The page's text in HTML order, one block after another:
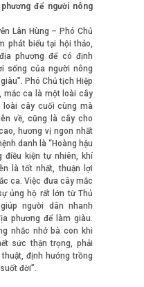
để người nông
Lân Hùng – Phó Chủ
phát biểu tại hội thảo,
phương để có định
sống của người nông
Phó Chủ tịch Hiệp
mắc ca là một loài cây
loài cây cuối cùng mà
về, cũng là cây cho
hương vị ngon nhất
danh là “Hoàng hậu
điều kiện tự nhiên, khí
là tốt nhất, thuận lợi
ca. Việc đưa cây mắc
ủng hộ rất lớn từ Thủ
người dân nhanh
phương để làm giàu.
nhắc nhở bà con khi
sức thận trọng, phải
định hướng trồng
đời”.